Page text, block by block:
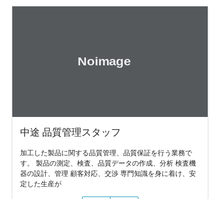
中途 品質管理スタッフ
加工した製品に関する品質管理、品質保証を行う業務で
す。 製品の測定、検査、品質データの作成、分析 検査機
器の設計、管理 顧客対応、交渉 専門知識を身に着け、安
定した生産が